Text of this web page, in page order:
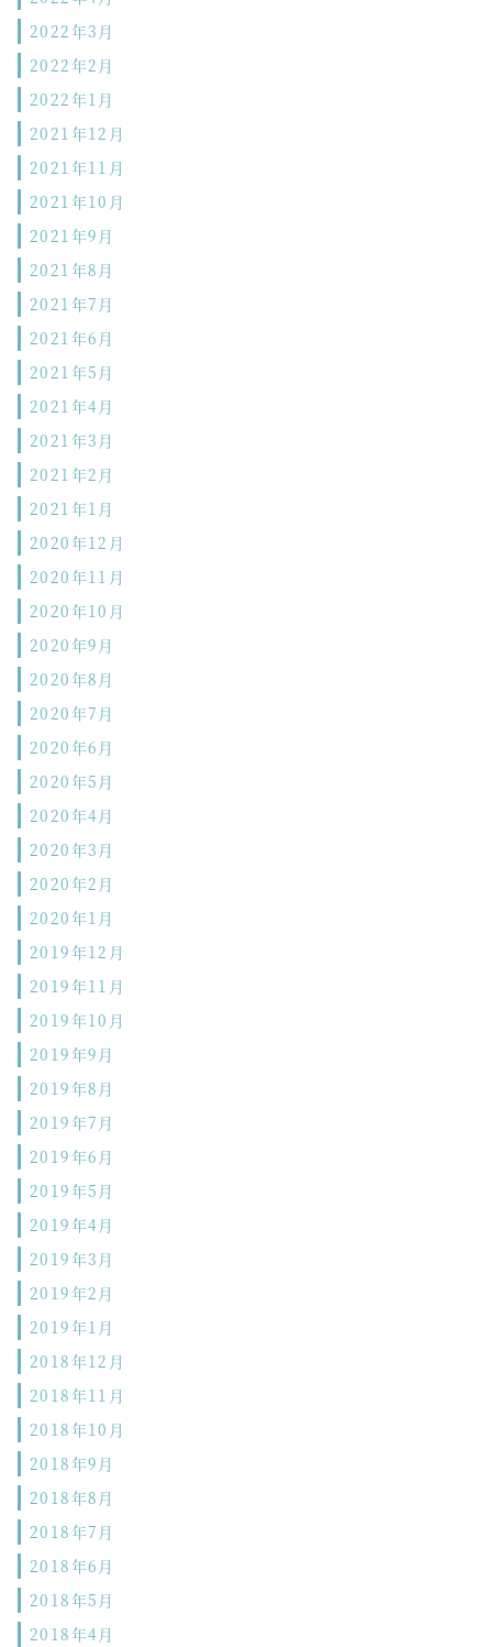
2022年3月
2022年2月
2022年1月
2021年12月
2021年11月
2021年10月
2021年9月
2021年8月
2021年7月
2021年6月
2021年5月
2021年4月
2021年3月
2021年2月
2021年1月
2020年12月
2020年11月
2020年10月
2020年9月
2020年8月
2020年7月
2020年6月
2020年5月
2020年4月
2020年3月
2020年2月
2020年1月
2019年12月
2019年11月
2019年10月
2019年9月
2019年8月
2019年7月
2019年6月
2019年5月
2019年4月
2019年3月
2019年2月
2019年1月
2018年12月
2018年11月
2018年10月
2018年9月
2018年8月
2018年7月
2018年6月
2018年5月
2018年4月